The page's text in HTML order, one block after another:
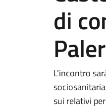
di
L'incontro
sui relativi